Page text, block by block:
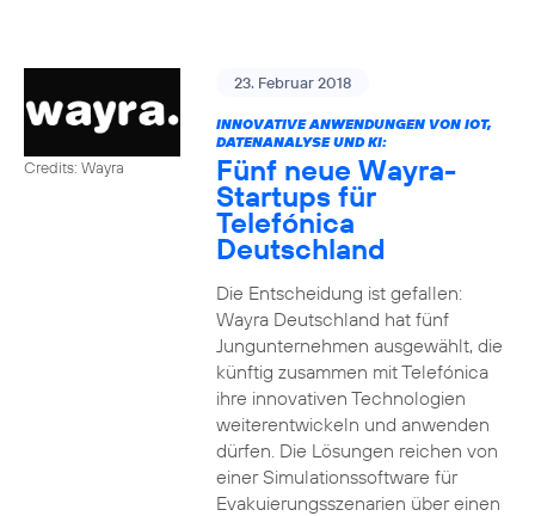
Credits: Wayra
23. Februar 2018
INNOVATIVE ANWENDUNGEN VON IOT,
DATENANALYSE UND KI:
Fünf neue Wayra-
Startups für
Telefónica
Deutschland
Die Entscheidung ist gefallen:
Wayra Deutschland hat fünf
Jungunternehmen ausgewählt, die
künftig zusammen mit Telefónica
ihre innovativen Technologien
weiterentwickeln und anwenden
dürfen. Die Lösungen reichen von
einer Simulationssoftware für
Evakuierungsszenarien über einen